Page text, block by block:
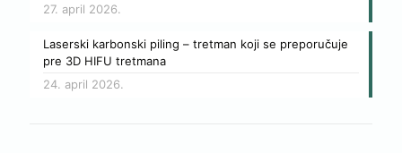
27. april 2026.
Laserski karbonski piling – tretman koji se preporučuje
pre 3D HIFU tretmana
24. april 2026.